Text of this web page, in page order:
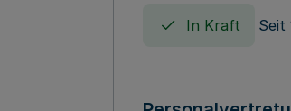
In Kraft Seit